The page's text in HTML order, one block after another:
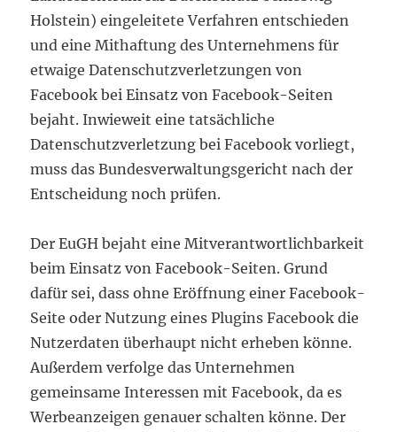
Holstein) eingeleitete Verfahren entschieden
und eine Mithaftung des Unternehmens für
etwaige Datenschutzverletzungen von
Facebook bei Einsatz von Facebook-Seiten
bejaht. Inwieweit eine tatsächliche
Datenschutzverletzung bei Facebook vorliegt,
muss das Bundesverwaltungsgericht nach der
Entscheidung noch prüfen.
Der EuGH bejaht eine Mitverantwortlichbarkeit
beim Einsatz von Facebook-Seiten. Grund
dafür sei, dass ohne Eröffnung einer Facebook-
Seite oder Nutzung eines Plugins Facebook die
Nutzerdaten überhaupt nicht erheben könne.
Außerdem verfolge das Unternehmen
gemeinsame Interessen mit Facebook, da es
Werbeanzeigen genauer schalten könne. Der